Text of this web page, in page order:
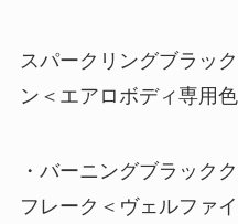
スパークリングブラッ
ン＜エアロボディ専用
・バーニングブラック
フレーク＜ヴェルファ